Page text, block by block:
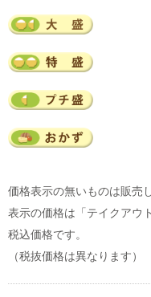
価格表示の無いものは販売
表示の価格は「テイクアウ
税込価格です。
（税抜価格は異なります）